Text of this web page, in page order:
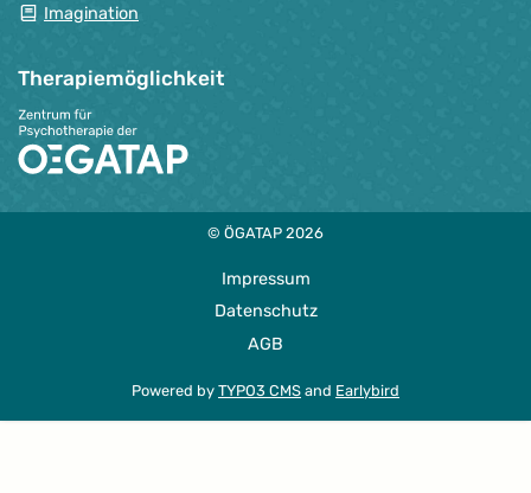
Imagination
Therapie­möglichkeit
© ÖGATAP 2026
Impressum
Datenschutz
AGB
Powered by TYPO3 CMS and Earlybird